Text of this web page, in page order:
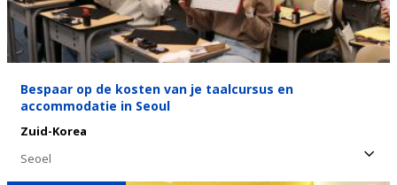
Bespaar op de kosten van je taalcursus en
accommodatie in Seoul
Zuid-Korea
Seoel